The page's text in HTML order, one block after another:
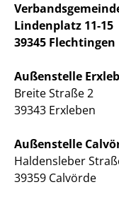
Lindenplatz 11-15
39345 Flechtingen
Außenstelle
Breite Straße 2
39343 Erxleben
Außenstelle
Haldensleber
39359 Calvörde